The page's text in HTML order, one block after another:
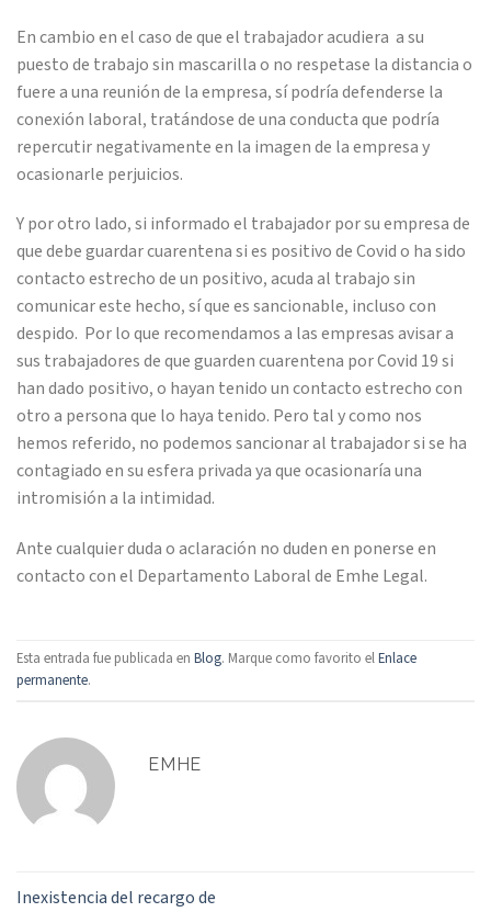
En cambio en el caso de que el trabajador acudiera a su
puesto de trabajo sin mascarilla o no respetase la distancia o
fuere a una reunión de la empresa, sí podría defenderse la
conexión laboral, tratándose de una conducta que podría
repercutir negativamente en la imagen de la empresa y
ocasionarle perjuicios.
Y por otro lado, si informado el trabajador por su empresa de
que debe guardar cuarentena si es positivo de Covid o ha sido
contacto estrecho de un positivo, acuda al trabajo sin
comunicar este hecho, sí que es sancionable, incluso con
despido. Por lo que recomendamos a las empresas avisar a
sus trabajadores de que guarden cuarentena por Covid 19 si
han dado positivo, o hayan tenido un contacto estrecho con
otro a persona que lo haya tenido. Pero tal y como nos
hemos referido, no podemos sancionar al trabajador si se ha
contagiado en su esfera privada ya que ocasionaría una
intromisión a la intimidad.
Ante cualquier duda o aclaración no duden en ponerse en
contacto con el Departamento Laboral de Emhe Legal.
Esta entrada fue publicada en Blog. Marque como favorito elEnlace
permanente.
EMHE
Inexistencia del recargo de